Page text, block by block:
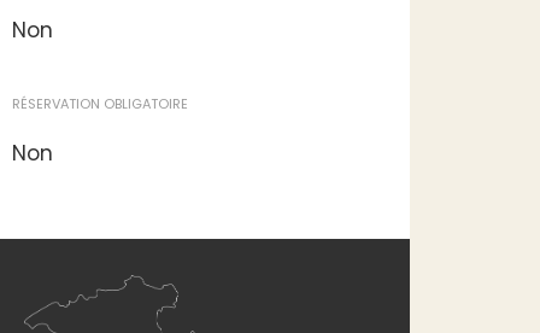
Non
RÉSERVATION OBLIGATOIRE
Non